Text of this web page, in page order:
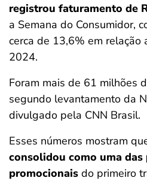
registrou faturamento de
a Semana do Consumidor,
cerca de 13,6% em relação
2024.
Foram mais de 61 milhões
segundo levantamento da
divulgado pela CNN Brasil.
Esses números mostram
consolidou como uma
promocionais do primeiro